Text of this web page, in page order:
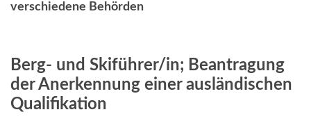
verschiedene Behörden
Berg- und Skiführer/in; Beantragung
der Anerkennung einer ausländischen
Qualifikation